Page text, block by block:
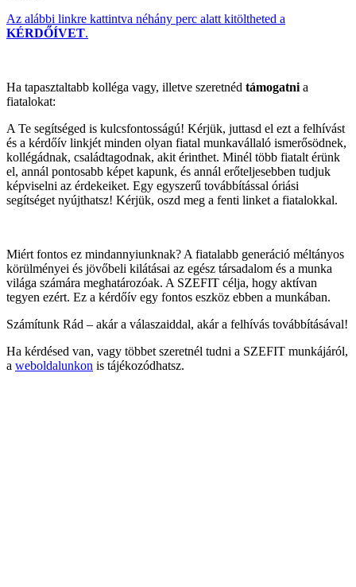
Az alábbi linkre kattintva néhány perc alatt kitöltheted a
KÉRDŐÍVET.
Ha tapasztaltabb kolléga vagy, illetve szeretnéd támogatni a
fiatalokat:
A Te segítséged is kulcsfontosságú! Kérjük, juttasd el ezt a felhívást
és a kérdőív linkjét minden olyan fiatal munkavállaló ismerősödnek,
kollégádnak, családtagodnak, akit érinthet. Minél több fiatalt érünk
el, annál pontosabb képet kapunk, és annál erőteljesebben tudjuk
képviselni az érdekeiket. Egy egyszerű továbbítással óriási
segítséget nyújthatsz! Kérjük, oszd meg a fenti linket a fiatalokkal.
Miért fontos ez mindannyiunknak? A fiatalabb generáció méltányos
körülményei és jövőbeli kilátásai az egész társadalom és a munka
világa számára meghatározóak. A SZEFIT célja, hogy aktívan
tegyen ezért. Ez a kérdőív egy fontos eszköz ebben a munkában.
Számítunk Rád – akár a válaszaiddal, akár a felhívás továbbításával!
Ha kérdésed van, vagy többet szeretnél tudni a SZEFIT munkájáról,
a weboldalunkon is tájékozódhatsz.